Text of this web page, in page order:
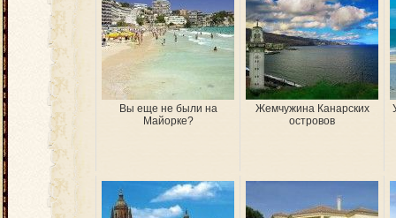
Вы еще не были на
Майорке?
Жемчужина Канарских
островов